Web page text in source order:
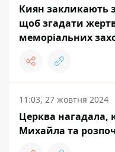
Киян закликають
щоб згадати
меморіальних
11:03, 27 жовтня 2024
Церква нагадала,
Михайла та